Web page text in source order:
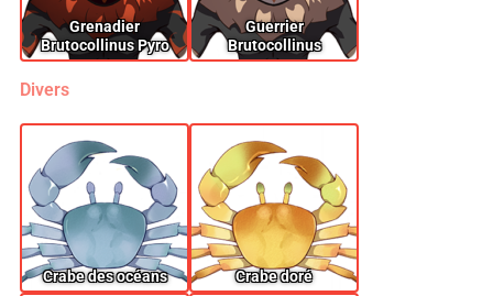
Grenadier
Brutocollinus Pyro
Guerrier
Brutocollinus
Divers
Crabe des océans Crabe doré